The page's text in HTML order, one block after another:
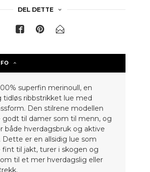
DEL DETTE
superfin merinoull, en
tidløs ribbstrikket lue med
Den stilrene modellen
godt til damer som til menn, og
både hverdagsbruk og aktive
Dette er en allsidig lue som
fint til jakt, turer i skogen og
til et mer hverdagslig eller